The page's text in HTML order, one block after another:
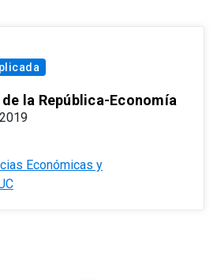
la República-Economía
Económicas y